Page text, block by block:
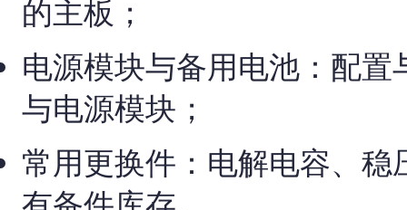
的主板；
电源模块与备用电池：配
与电源模块；
常用更换件：电解电容、